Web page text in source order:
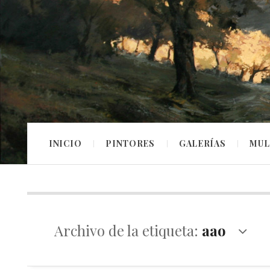
INICIO PINTORES GALERÍAS
Archivo de la etiqueta: aao